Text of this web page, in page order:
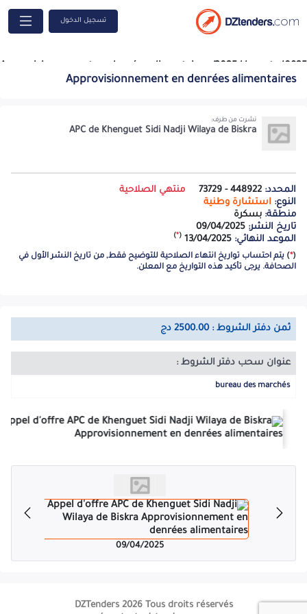
تسجيل الدخول
Approvisionnement en denrées alimentaires
نشرت من طرف:
APC de Khenguet Sidi Nadji Wilaya de Biskra
المحدد: 448922 - 73729
منتهي الصلاحية
النوع: استشارة وطنية
منطقة: بسكرة
تاريخ النشر: 09/04/2025
الموعد النهائي: 13/04/2025
(
*
)
(
*
) يتم احتساب تواريخ انتهاء الصلاحية للتوضيح فقط, من تاريخ النشر الأول في
الصحافة. يرجى تأكيد هذه التواريخ مع المعلن.
ثمن دفتر الشروط : 2500.00 دج
عنوان سحب دفتر الشروط :
bureau des marchés
09/04/2025
DZTenders 2026 Tous droits réservés